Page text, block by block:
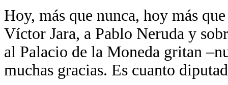
Hoy, más que nunca, hoy más
Víctor Jara, a Pablo Neruda y
al Palacio de la Moneda gritan
muchas gracias. Es cuanto